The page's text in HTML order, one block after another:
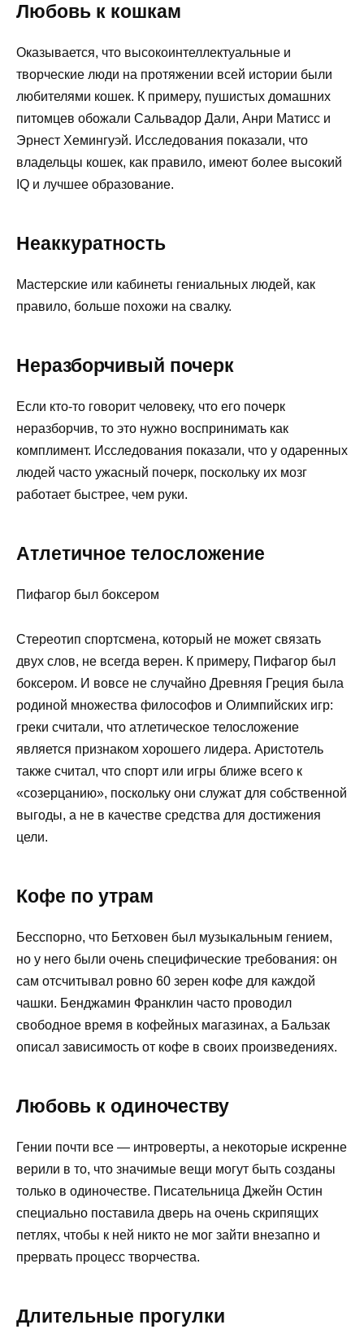
Любовь к кошкам
Оказывается, что высокоинтеллектуальные и
творческие люди на протяжении всей истории были
любителями кошек. К примеру, пушистых домашних
питомцев обожали Сальвадор Дали, Анри Матисс и
Эрнест Хемингуэй. Исследования показали, что
владельцы кошек, как правило, имеют более высокий
IQ и лучшее образование.
Неаккуратность
Мастерские или кабинеты гениальных людей, как
правило, больше похожи на свалку.
Неразборчивый почерк
Если кто-то говорит человеку, что его почерк
неразборчив, то это нужно воспринимать как
комплимент. Исследования показали, что у одаренных
людей часто ужасный почерк, поскольку их мозг
работает быстрее, чем руки.
Атлетичное телосложение
Пифагор был боксером
Стереотип спортсмена, который не может связать
двух слов, не всегда верен. К примеру, Пифагор был
боксером. И вовсе не случайно Древняя Греция была
родиной множества философов и Олимпийских игр:
греки считали, что атлетическое телосложение
является признаком хорошего лидера. Аристотель
также считал, что спорт или игры ближе всего к
«созерцанию», поскольку они служат для собственной
выгоды, а не в качестве средства для достижения
цели.
Кофе по утрам
Бесспорно, что Бетховен был музыкальным гением,
но у него были очень специфические требования: он
сам отсчитывал ровно 60 зерен кофе для каждой
чашки. Бенджамин Франклин часто проводил
свободное время в кофейных магазинах, а Бальзак
описал зависимость от кофе в своих произведениях.
Любовь к одиночеству
Гении почти все — интроверты, а некоторые искренне
верили в то, что значимые вещи могут быть созданы
только в одиночестве. Писательница Джейн Остин
специально поставила дверь на очень скрипящих
петлях, чтобы к ней никто не мог зайти внезапно и
прервать процесс творчества.
Длительные прогулки